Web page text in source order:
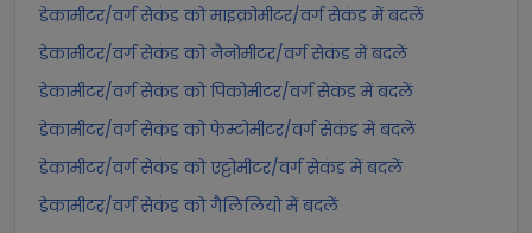
डेकामीटर/वर्ग सेकंड को माइक्रोमीटर/वर्ग सेकंड में बदलें
डेकामीटर/वर्ग सेकंड को नैनोमीटर/वर्ग सेकंड में बदलें
डेकामीटर/वर्ग सेकंड को पिकोमीटर/वर्ग सेकंड में बदलें
डेकामीटर/वर्ग सेकंड को फेम्टोमीटर/वर्ग सेकंड में बदलें
डेकामीटर/वर्ग सेकंड को एट्टोमीटर/वर्ग सेकंड में बदलें
डेकामीटर/वर्ग सेकंड को गैलिलियो में बदलें